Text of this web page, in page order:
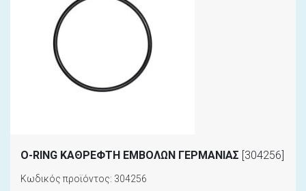
Ο-RING ΚΑΘΡΕΦΤΗ ΕΜΒΟΛΩΝ ΓΕΡΜΑΝΙΑΣ [304256]
Κωδικός προϊόντος: 304256